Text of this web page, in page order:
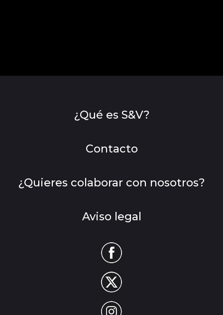
¿Qué es S&V?
Contacto
¿Quieres colaborar con nosotros?
Aviso legal